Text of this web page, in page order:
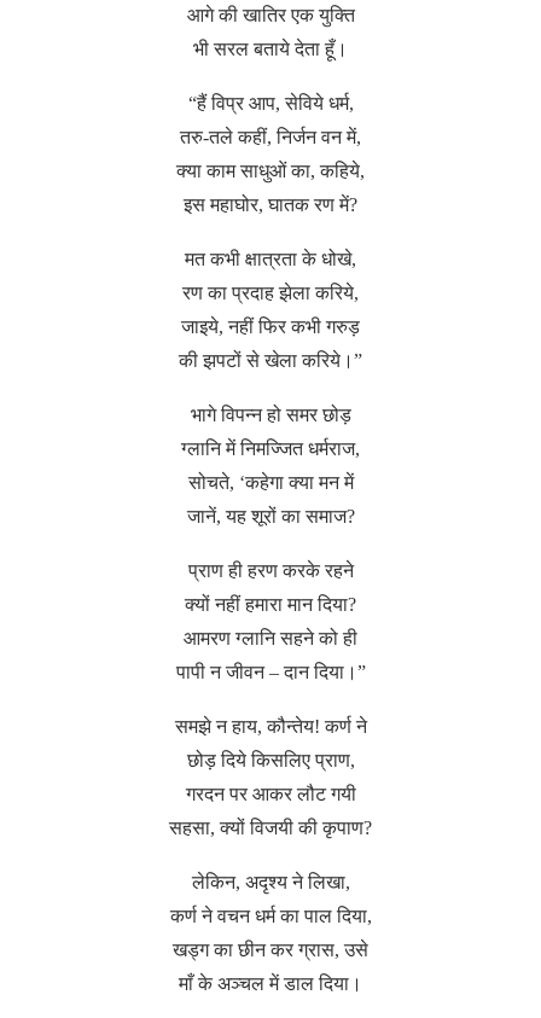
आगे की खातिर एक युक्ति
भी सरल बताये देता हूँ।
“हैं विप्र आप, सेविये धर्म,
तरु-तले कहीं, निर्जन वन में,
क्या काम साधुओं का, कहिये,
इस महाघोर, घातक रण में?
मत कभी क्षात्रता के धोखे,
रण का प्रदाह झेला करिये,
जाइये, नहीं फिर कभी गरुड़
की झपटों से खेला करिये।”
भागे विपन्न हो समर छोड़
ग्लानि में निमज्जित धर्मराज,
सोचते, ‘कहेगा क्या मन में
जानें, यह शूरों का समाज?
प्राण ही हरण करके रहने
क्यों नहीं हमारा मान दिया?
आमरण ग्लानि सहने को ही
पापी न जीवन – दान दिया।”
समझे न हाय, कौन्तेय! कर्ण ने
छोड़ दिये किसलिए प्राण,
गरदन पर आकर लौट गयी
सहसा, क्यों विजयी की कृपाण?
लेकिन, अदृश्य ने लिखा,
कर्ण ने वचन धर्म का पाल दिया,
खड्ग का छीन कर ग्रास, उसे
माँ के अञ्चल में डाल दिया।